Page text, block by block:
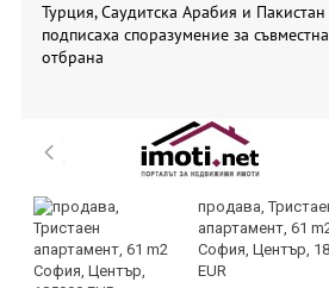
Турция, Саудитска Арабия и Пакистан
подписаха споразумение за съвместна
отбрана
продава,
апартамент, 61
София, Център,
EUR